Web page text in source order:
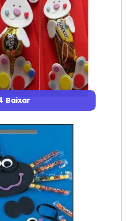
⬇ Baixar